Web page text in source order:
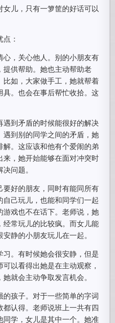
儿，只有一箩筐的好话可以
：
，关心他人。别的小朋友有
供帮助。她也主动帮助老
如，大家做手工，她就帮着
。也会在事后帮忙收拾。这
到矛盾的时候能很好的解决
到别的同学之间的矛盾，她
。这应该和他有个爱闹的弟
，她开始能够在面对冲突时
问题。
好的朋友，同时有能同所有
己玩儿，也能和同学们一起
戏也不在话下。老师说，她
常玩儿的比较疯。而女儿能
静的小朋友玩儿在一起。
。有时候她会很安静，但是
以看得出她是在主动观察，
就会主动争取发言机会。
孩子。对于一些简单的字词
认得。老师说班上一共有四
学，女儿是其中一个。她准